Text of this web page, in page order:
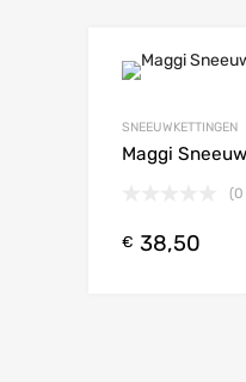
SNEEUWKETTINGEN
Maggi
(0
€ 38,50